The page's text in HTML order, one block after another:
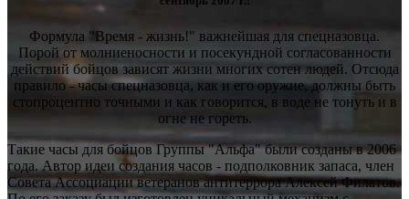
Формула "Время - жизнь!" важнейшая для спецназовца.
Порой от молниеносности и посекундной согласованности
действий бойцов зависят жизни многих сотен людей. Отсюда
правило - часы спецназовца, как и его оружие, должны быть
стопроцентно точными и как говорится, в воде не тонуть и в
огне не гореть.
Такие часы для бойцов Группы "Альфа" были созданы в 2006
года. Автор идеи создания часов - подполковник запаса, член
Совета Ассоциации ветеранов антитеррора Алексей Филатов.